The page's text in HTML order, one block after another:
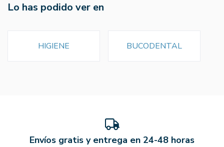
Lo has podido ver en
HIGIENE BUCODENTAL
Envíos gratis y entrega en 24-48 horas